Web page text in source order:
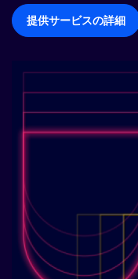
提供サービスの詳細